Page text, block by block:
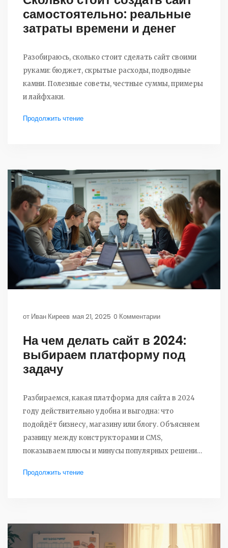
самостоятельно: реальные
затраты времени и денег
Разобираюсь, сколько стоит сделать сайт своими
руками: бюджет, скрытые расходы, подводные
камни. Полезные советы, честные суммы, примеры
и лайфхаки.
Продолжить чтение
от Иван Киреев мая 21, 2025 0 Комментарии
На чем делать сайт в 2024:
выбираем платформу под
задачу
Разбираемся, какая платформа для сайта в 2024
году действительно удобна и выгодна: что
подойдёт бизнесу, магазину или блогу. Объясняем
разницу между конструкторами и CMS,
показываем плюсы и минусы популярных решений.
пожалеть о выборе. Рассказываем про новые
Продолжить чтение